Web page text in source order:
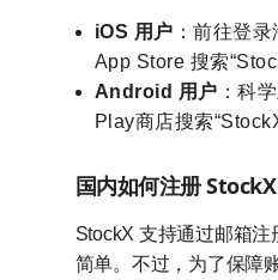
iOS 用户 ：前往登
App Store 搜索
Android 用户 ：科
Play商店搜索
国内如何注册
StockX 支持通过邮箱
简单。不过，为了保障